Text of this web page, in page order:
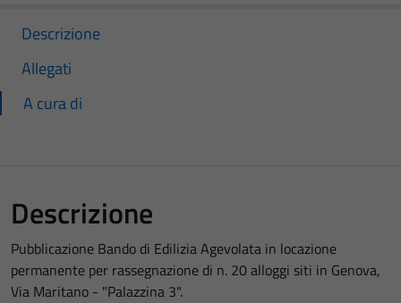
Descrizione
Allegati
A cura di
Descrizione
Pubblicazione Bando di Edilizia Agevolata in locazione
permanente per rassegnazione di n. 20 alloggi siti in Genova,
Via Maritano - "Palazzina 3".